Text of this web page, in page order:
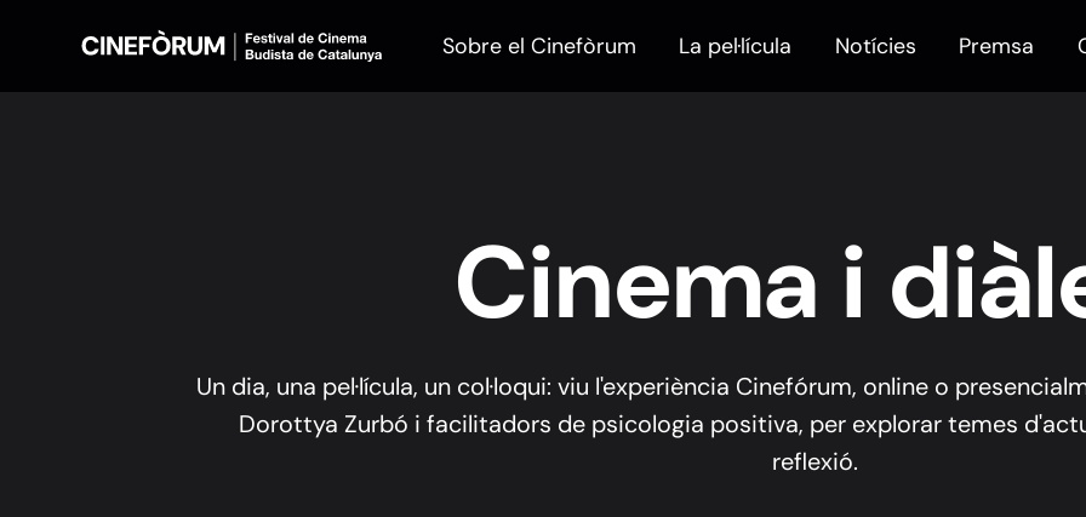
Sobre el Cinefòrum La pel·lícula Notícies Premsa
Cinema i
Un dia, una pel·lícula, un col·loqui: viu l'experiència Cinefórum, online o
Dorottya Zurbó i facilitadors de psicologia positiva, per explorar temes
reflexió.